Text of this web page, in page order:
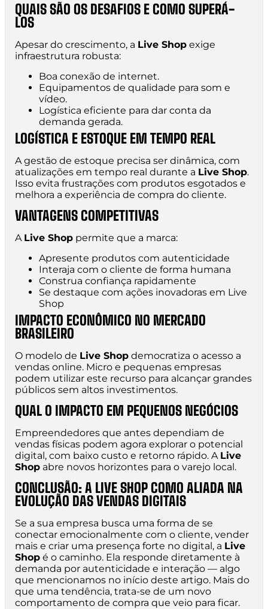
QUAIS SÃO OS DESAFIOS E COMO SUPERÁ-
LOS
Apesar do crescimento, a Live Shop exige
infraestrutura robusta:
Boa conexão de internet.
Equipamentos de qualidade para som e
vídeo.
Logística eficiente para dar conta da
demanda gerada.
LOGÍSTICA E ESTOQUE EM TEMPO REAL
A gestão de estoque precisa ser dinâmica, com
atualizações em tempo real durante a Live Shop.
Isso evita frustrações com produtos esgotados e
melhora a experiência de compra do cliente.
VANTAGENS COMPETITIVAS
A Live Shop permite que a marca:
Apresente produtos com autenticidade
Interaja com o cliente de forma humana
Construa confiança rapidamente
Se destaque com ações inovadoras em Live
Shop
IMPACTO ECONÔMICO NO MERCADO
BRASILEIRO
O modelo de Live Shop democratiza o acesso a
vendas online. Micro e pequenas empresas
podem utilizar este recurso para alcançar grandes
públicos sem altos investimentos.
QUAL O IMPACTO EM PEQUENOS NEGÓCIOS
Empreendedores que antes dependiam de
vendas físicas podem agora explorar o potencial
digital, com baixo custo e retorno rápido. A Live
Shop abre novos horizontes para o varejo local.
CONCLUSÃO: A LIVE SHOP COMO ALIADA NA
EVOLUÇÃO DAS VENDAS DIGITAIS
Se a sua empresa busca uma forma de se
conectar emocionalmente com o cliente, vender
mais e criar uma presença forte no digital, a Live
Shop é o caminho. Ela responde diretamente à
demanda por autenticidade e interação — algo
que mencionamos no início deste artigo. Mais do
que uma tendência, trata-se de um novo
comportamento de compra que veio para ficar.